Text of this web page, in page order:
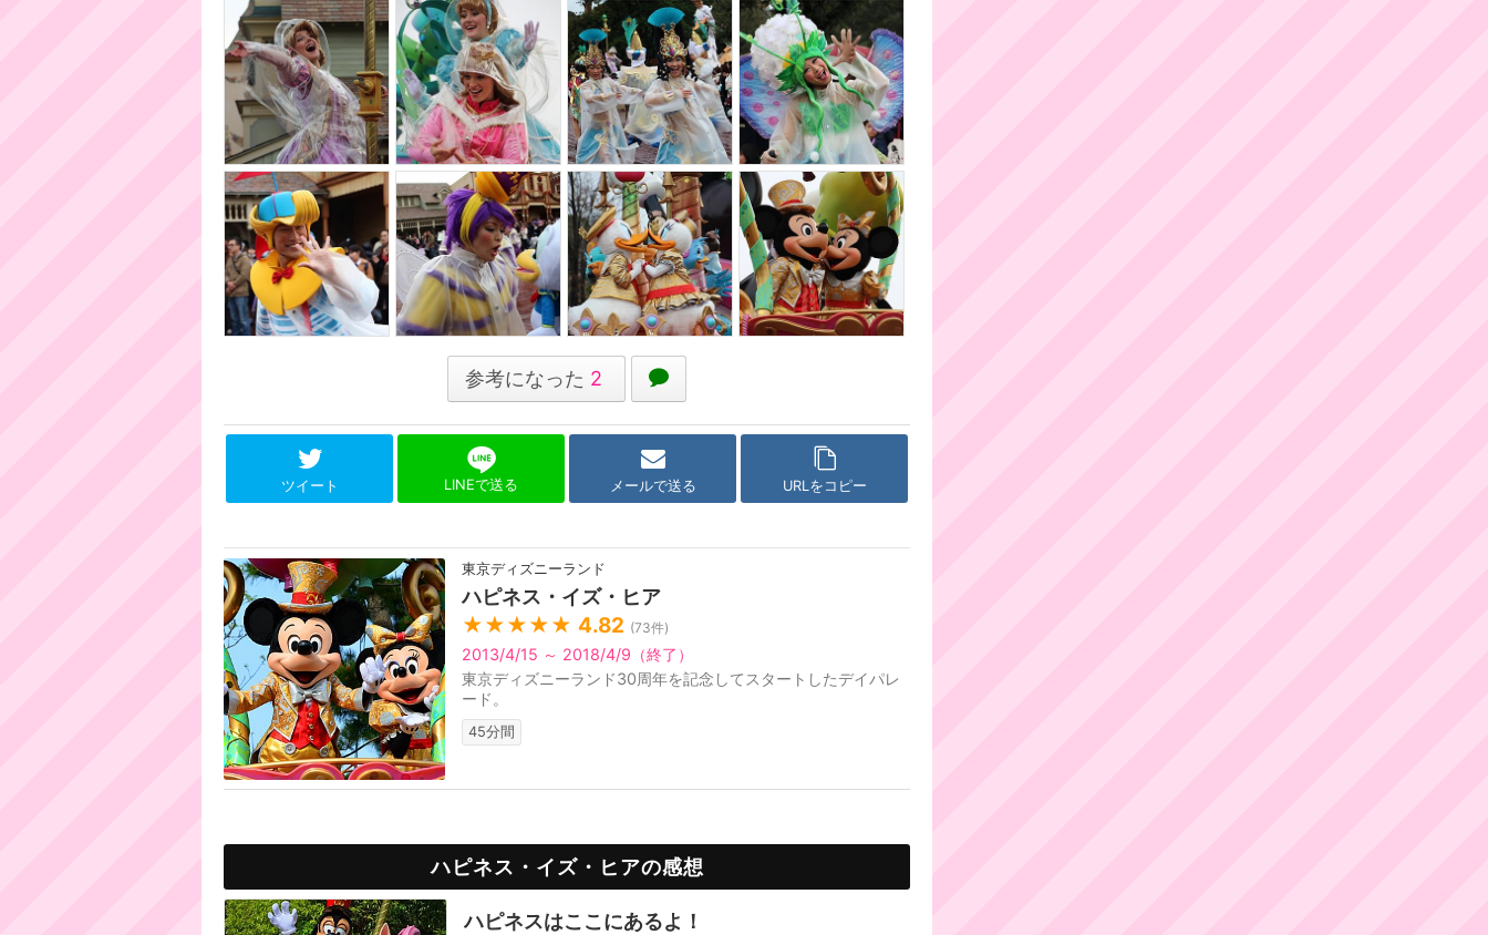
参考になった 2
ツイート LINEで送る メールで送る URLをコピー
東京ディズニーランド
ハピネス・イズ・ヒア
★★★★★ 4.82 (73件)
2013/4/15 ～ 2018/4/9（終了）
東京ディズニーランド30周年を記念してスタートしたデイパレ
ード。
45分間
ハピネス・イズ・ヒアの感想
ハピネスはここにあるよ！